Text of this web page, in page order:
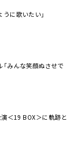
うに歌いたい」
みんな笑顔ぬさせで
演＜19 BOX＞に軌跡と